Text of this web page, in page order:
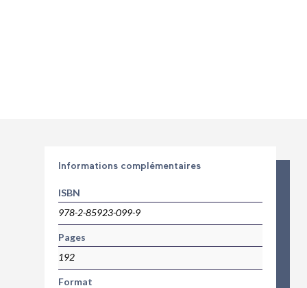
Informations complémentaires
ISBN
978-2-85923-099-9
Pages
192
Format